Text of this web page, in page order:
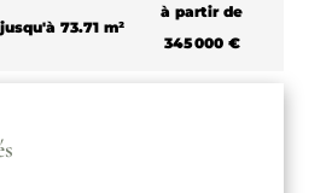
jusqu'à 73.71 m²
à partir de
345 000 €